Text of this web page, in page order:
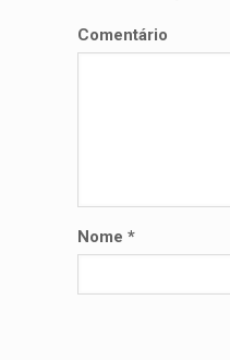
Comentário
Nome*